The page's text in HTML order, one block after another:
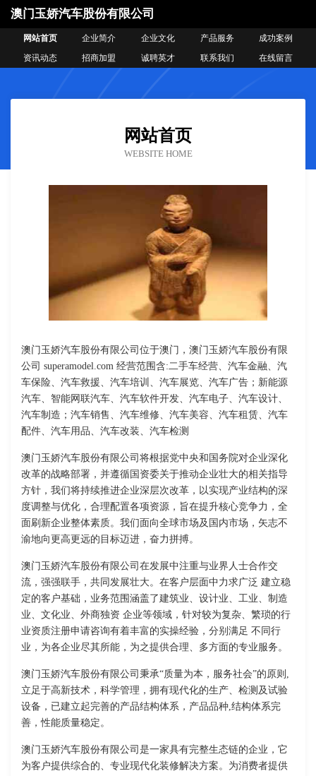
澳门玉娇汽车股份有限公司
网站首页 企业简介 企业文化 产品服务
成功案例
资讯动态
招商加盟 诚聘英才 联系我们 在线留言
网站首页
WEBSITE HOME
澳门玉娇汽车股份有限公司位于澳门，澳门玉娇汽车股份有限
公司 superamodel.com 经营范围含:二手车经营、汽车金融、汽
车保险、汽车救援、汽车培训、汽车展览、汽车广告；新能源
汽车、智能网联汽车、汽车软件开发、汽车电子、汽车设计、
汽车制造；汽车销售、汽车维修、汽车美容、汽车租赁、汽车
配件、汽车用品、汽车改装、汽车检测
澳门玉娇汽车股份有限公司将根据党中央和国务院对企业深化
改革的战略部署，并遵循国资委关于推动企业壮大的相关指导
方针，我们将持续推进企业深层次改革，以实现产业结构的深
度调整与优化，合理配置各项资源，旨在提升核心竞争力，全
面刷新企业整体素质。我们面向全球市场及国内市场，矢志不
渝地向更高更远的目标迈进，奋力拼搏。
澳门玉娇汽车股份有限公司在发展中注重与业界人士合作交
流，强强联手，共同发展壮大。在客户层面中力求广泛 建立稳
定的客户基础，业务范围涵盖了建筑业、设计业、工业、制造
业、文化业、外商独资 企业等领域，针对较为复杂、繁琐的行
业资质注册申请咨询有着丰富的实操经验，分别满足 不同行
业，为各企业尽其所能，为之提供合理、多方面的专业服务。
澳门玉娇汽车股份有限公司秉承“质量为本，服务社会”的原则,
立足于高新技术，科学管理，拥有现代化的生产、检测及试验
设备，已建立起完善的产品结构体系，产品品种,结构体系完
善，性能质量稳定。
澳门玉娇汽车股份有限公司是一家具有完整生态链的企业，它
为客户提供综合的、专业现代化装修解决方案。为消费者提供